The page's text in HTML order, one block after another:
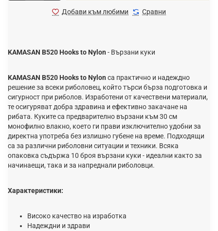
Добави към любими Сравни
KAMASAN B520 Hooks to Nylon - Вързани куки
KAMASAN B520 Hooks to Nylon са практично и надеждно
решение за всеки риболовец, който търси бърза подготовка и
сигурност при риболов. Изработени от качествени материали,
те осигуряват добра здравина и ефективно закачане на
рибата. Куките са предварително вързани към 30 см
монофилно влакно, което ги прави изключително удобни за
директна употреба без излишно губене на време. Подходящи
са за различни риболовни ситуации и техники. Всяка
опаковка съдържа 10 броя вързани куки - идеални както за
начинаещи, така и за напреднали риболовци.
Характеристики:
Високо качество на изработка
Надеждни и здрави